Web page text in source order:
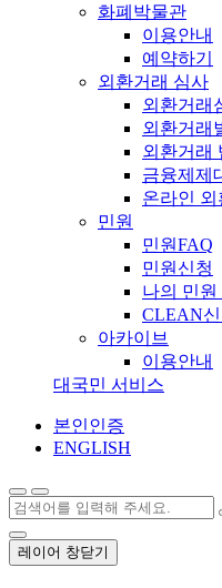
화폐박물관
이용안내
예약하기
외환거래 심사
외환거래
외환거래
외환거래
금융제제
온라인 외
민원
민원FAQ
민원신청
나의 민원
CLEAN신
아카이브
이용안내
대국민 서비스
본인인증
ENGLISH
레이어 창닫기